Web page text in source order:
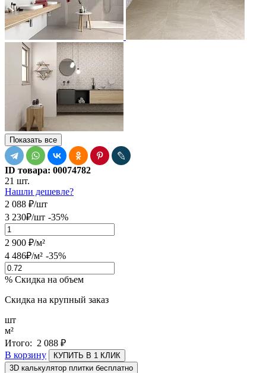
Показать все
ID товара: 00074782
21 шт.
Нашли дешевле?
2 088 ₽/шт
3 230₽/шт -35%
2 900 ₽/м²
4 486₽/м² -35%
% Скидка на объем
Скидка на крупный заказ
шт
м²
Итого: 2 088 ₽
В корзину
КУПИТЬ В 1 КЛИК
3D калькулятор плитки бесплатно